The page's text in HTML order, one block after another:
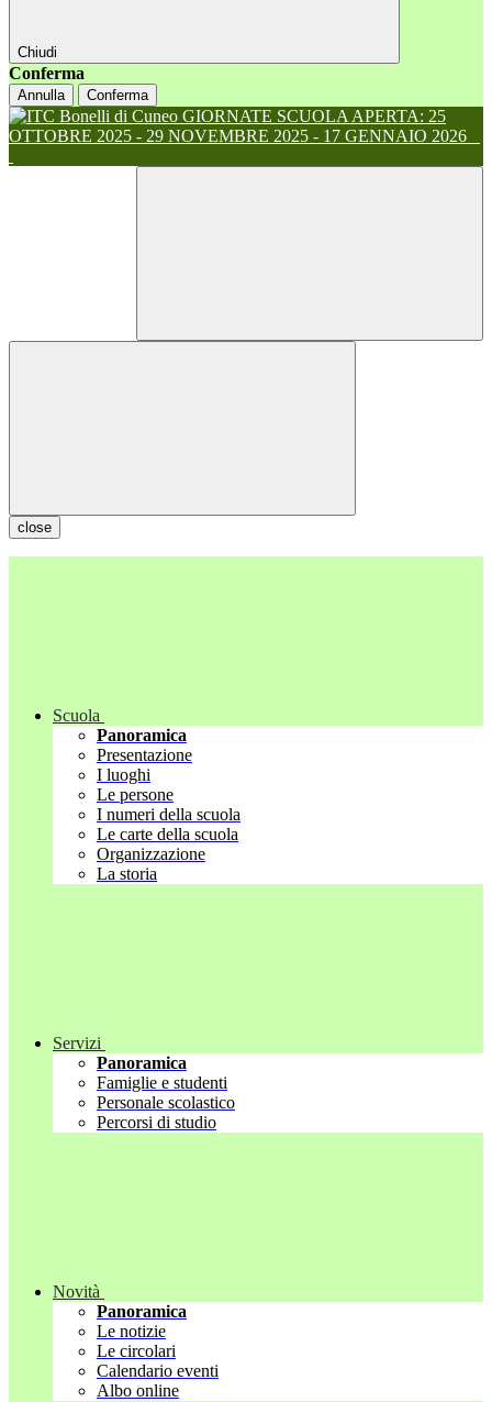
Chiudi
Conferma
Annulla Conferma
GIORNATE SCUOLA APERTA: 25
OTTOBRE 2025 - 29 NOVEMBRE 2025 - 17 GENNAIO 2026
close
Scuola
Panoramica
Presentazione
I luoghi
Le persone
I numeri della scuola
Le carte della scuola
Organizzazione
La storia
Servizi
Panoramica
Famiglie e studenti
Personale scolastico
Percorsi di studio
Novità
Panoramica
Le notizie
Le circolari
Calendario eventi
Albo online